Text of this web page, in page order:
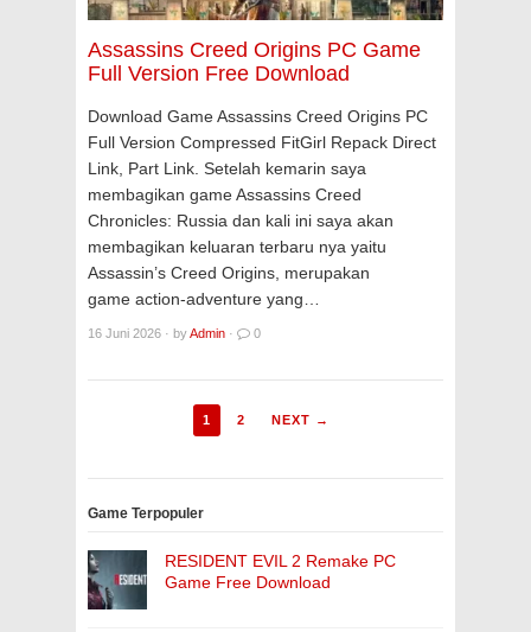
Assassins Creed Origins PC Game
Full Version Free Download
Download Game Assassins Creed Origins PC
Full Version Compressed FitGirl Repack Direct
Link, Part Link. Setelah kemarin saya
membagikan game Assassins Creed
Chronicles: Russia dan kali ini saya akan
membagikan keluaran terbaru nya yaitu
Assassin’s Creed Origins, merupakan
game action-adventure yang…
16 Juni 2026 · byAdmin · 0
1 2 NEXT →
Game Terpopuler
RESIDENT EVIL 2 Remake PC
Game Free Download